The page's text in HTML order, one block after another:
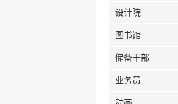
设计院
图书馆
储备干部
业务员